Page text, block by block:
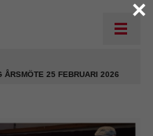
ÅRSMÖTE 25 FEBRUARI 2026
×